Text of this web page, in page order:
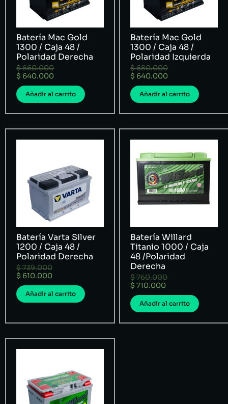
Batería Mac Gold
1300 / Caja 48 /
Polaridad Derecha
$660.000
$ 640.000
Añadir al carrito
Batería Mac Gold
1300 / Caja 48 /
Polaridad Izquierda
$680.000
$ 640.000
Añadir al carrito
Batería Varta Silver
1200 / Caja 48 /
Polaridad Derecha
$739.000
$ 610.000
Añadir al carrito
Batería Willard
Titanio 1000 / Caja
48 /Polaridad
Derecha
$760.000
$ 710.000
Añadir al carrito